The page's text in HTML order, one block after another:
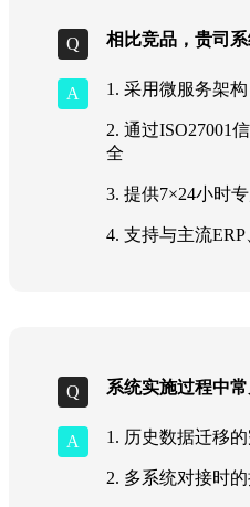
相比竞品，贵司
1. 采用微服务架
2. 通过ISO27001
全
3. 提供7×24小时
4. 支持与主流
系统实施过程中
1. 历史数据迁移
2. 多系统对接时